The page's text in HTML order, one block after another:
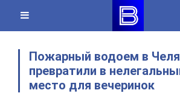
content
Пожарный водоем в
превратили в
место для вечеринок